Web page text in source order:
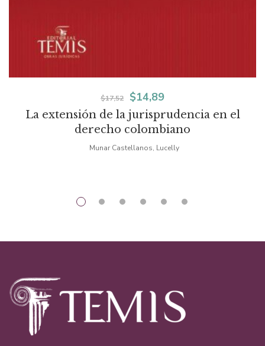
La extensión de la jurisprudencia en el
derecho colombiano
$17,52
El
precio
$14,89El
precio
Munar Castellanos, Lucelly